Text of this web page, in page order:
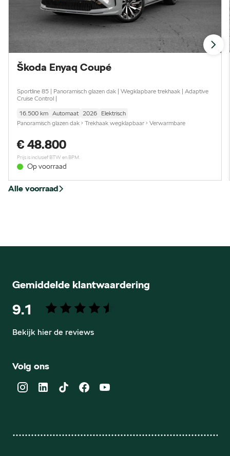
Škoda Enyaq Coupé
Sportline 85 | Panoramisch glazen dak | Wegklapbare trekhaak | Adaptive
Cruise Control |
16.500 km Automaat 2026 Elektrisch
Panoramisch glazen dak • Trekhaak wegklapbaar • Verwarmbare
speed limiter
€ 48.800
Prijs is inclusief BTW en BPM.
Op voorraad
Alle voorraad
Gemiddelde klantwaardering
9.1
Bekijk hier de reviews
van
sterren
Volg ons